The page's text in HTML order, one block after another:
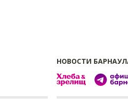
НОВОСТИ